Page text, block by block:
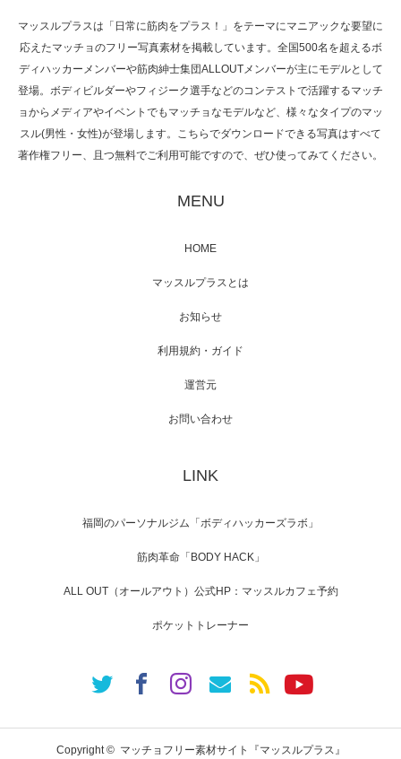
た（6/8放送）
映画「メカバース」舞台挨拶へマッスルプラ
【TV】NHK BS「COOL JAPAN 」にてマッス
「ねとらぼ」さんに…
マッスルプラスは「日常に筋肉をプラス！」をテーマにマニアックな要望に
応えたマッチョのフリー写真素材を掲載しています。全国500名を超えるボ
ディハッカーメンバーや筋肉紳士集団ALLOUTメンバーが主にモデルとして
登場。ボディビルダーやフィジーク選手などのコンテストで活躍するマッチ
ョからメディアやイベントでもマッチョなモデルなど、様々なタイプのマッ
スル(男性・女性)が登場します。こちらでダウンロードできる写真はすべて
著作権フリー、且つ無料でご利用可能ですので、ぜひ使ってみてください。
MENU
HOME
マッスルプラスとは
お知らせ
利用規約・ガイド
運営元
お問い合わせ
LINK
福岡のパーソナルジム「ボディハッカーズラボ」
筋肉革命「BODY HACK」
ALL OUT（オールアウト）公式HP：マッスルカフェ予約
ポケットトレーナー
Copyright © マッチョフリー素材サイト『マッスルプラス』